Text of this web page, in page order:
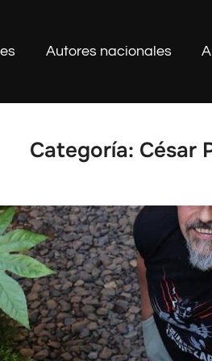
Autores nacionales
Categoría: César